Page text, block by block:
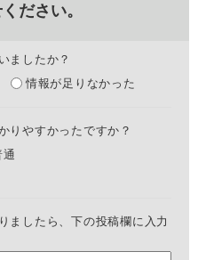
ださい。
ましたか？
情報が足りなかった
りやすかったですか？
通
ましたら、下の投稿欄に入力